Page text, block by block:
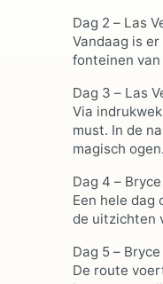
Dag 2 – Las
Vandaag is
fonteinen van
Dag 3 – Las
Via
must. In de
magisch ogen.
Dag 4 –
Een hele dag
de uitzichten
Dag 5 –
De route